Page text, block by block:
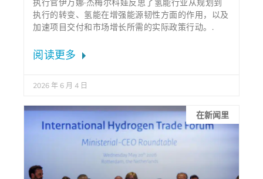
执行官伊万娜·杰梅尔科娃反思了氢能行业从规划到
执行的转变、氢能在增强能源韧性方面的作用，以及
加速项目交付和市场增长所需的实际政策行动。.
阅读更多
2026 年 6 月 4 日
在新闻里